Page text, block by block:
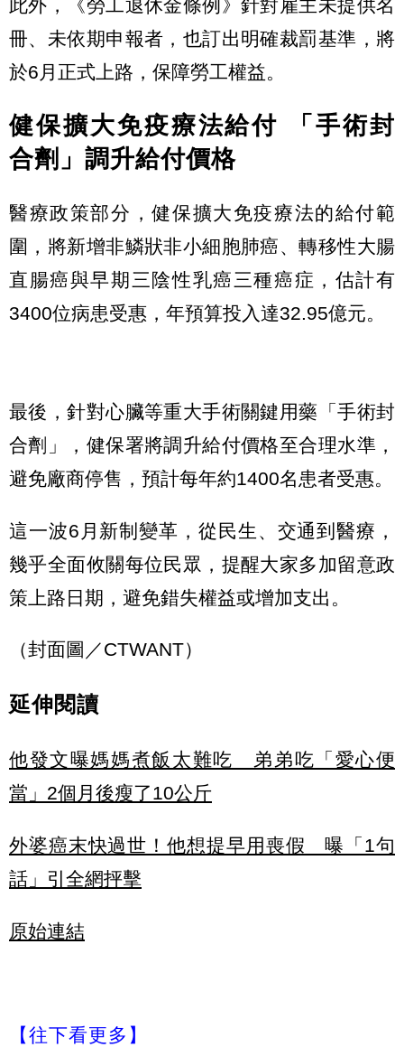
此外，《勞工退休金條例》針對雇主未提供名
冊、未依期申報者，也訂出明確裁罰基準，將
於6月正式上路，保障勞工權益。
健保擴大免疫療法給付 「手術封
合劑」調升給付價格
醫療政策部分，健保擴大免疫療法的給付範
圍，將新增非鱗狀非小細胞肺癌、轉移性大腸
直腸癌與早期三陰性乳癌三種癌症，估計有
3400位病患受惠，年預算投入達32.95億元。
最後，針對心臟等重大手術關鍵用藥「手術封
合劑」，健保署將調升給付價格至合理水準，
避免廠商停售，預計每年約1400名患者受惠。
這一波6月新制變革，從民生、交通到醫療，
幾乎全面攸關每位民眾，提醒大家多加留意政
策上路日期，避免錯失權益或增加支出。
（封面圖／CTWANT）
延伸閱讀
他發文曝媽媽煮飯太難吃 弟弟吃「愛心便
當」2個月後瘦了10公斤
外婆癌末快過世！他想提早用喪假 曝「1句
話」引全網抨擊
原始連結
【往下看更多】